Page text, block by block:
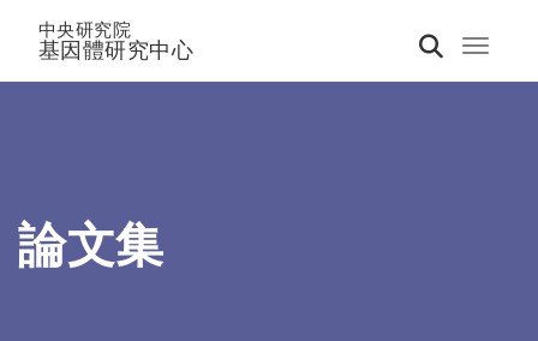
Toggle
中央研究院
基因體研究中心
論文集